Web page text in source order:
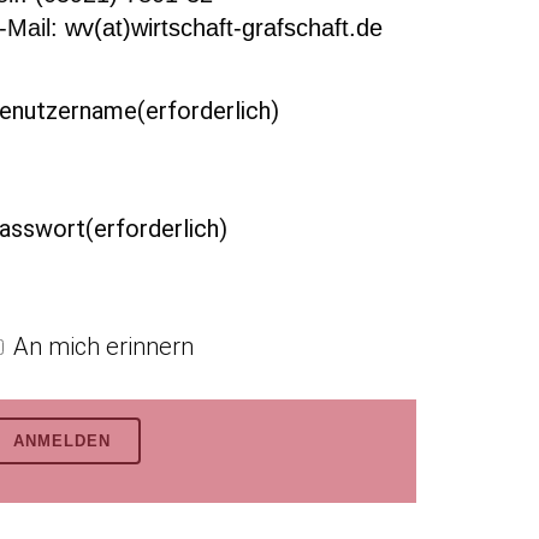
Mail: wv(at)wirtschaft-grafschaft.de
(erforderlich)
(erforderlich)
An mich erinnern